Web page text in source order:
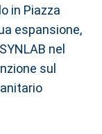
in Piazza
espansione,
nel
sul